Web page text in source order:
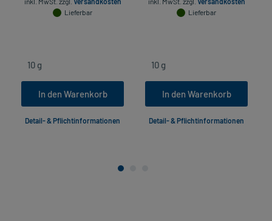
Lieferbar
In den Warenkorb
Detail- & Pflichtinformationen
Lieferbar
In den Warenkorb
Detail- & Pflichtinformationen